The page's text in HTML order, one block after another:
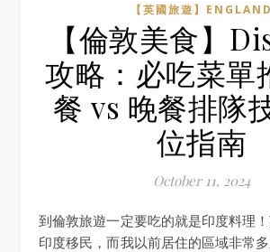
【英國旅遊】ENGLAND
【倫敦美食】
攻略：必吃菜單
餐 vs 晚餐排隊
位指南
October 11, 2024
到倫敦旅遊一定要吃的就是印度料理！英國有非常多的
印度移民，而我以前居住的區域非常